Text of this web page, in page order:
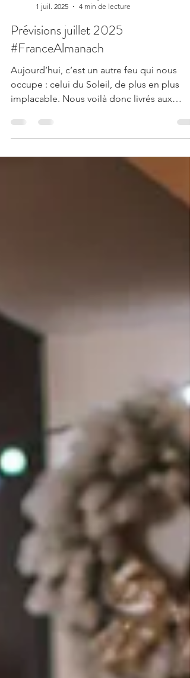
SAYGEOMANCIE By Sandrine S
1 juil. 2025
4 min de lecture
Prévisions juillet 2025
#FranceAlmanach
Aujourd’hui, c’est un autre feu qui nous
occupe : celui du Soleil, de plus en plus
implacable. Nous voilà donc livrés aux
son feu caniculaire comme jamais. La
constellation du Grand Chien est de sortie